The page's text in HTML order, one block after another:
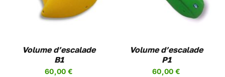
Volume d’escalade
B1
60,00 €
A
PLUSIEURS
OPTIONS
PEUVENT
ÊTRE
Volume d’escalade
P1
60,00 €